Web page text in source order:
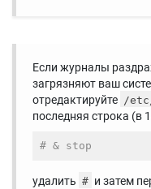
Если журналы
загрязняют ваш
отредактируйте /
последняя строка (в
# & stop
удалить # и затем